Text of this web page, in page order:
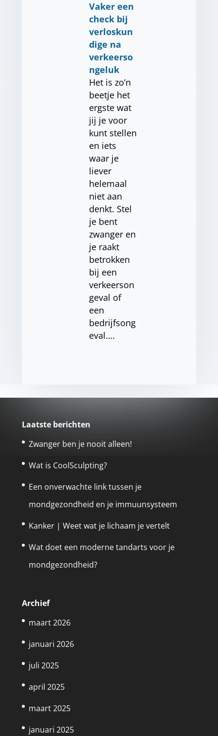
Vaker een
check bij
verloskun
dige na
verkeerso
ngeluk
Het is zo’n
beetje het
ergste wat
jij je voor
kunt stellen
en iets
waar je
liever
helemaal
niet aan
denkt. Stel
je bent
zwanger en
je raakt
betrokken
bij een
verkeerson
geval of
een
bedrijfsong
eval.…
Laatste berichten
Zwanger ben je nooit alleen!
Wat is CoolSculpting?
Een onverwachte link tussen je
mondgezondheid en je immuunsysteem
Kanker | Weet wat je lichaam je vertelt
Wat doet een moderne tandarts voor je
mondgezondheid?
Archief
maart 2026
januari 2026
juli 2025
april 2025
maart 2025
januari 2025